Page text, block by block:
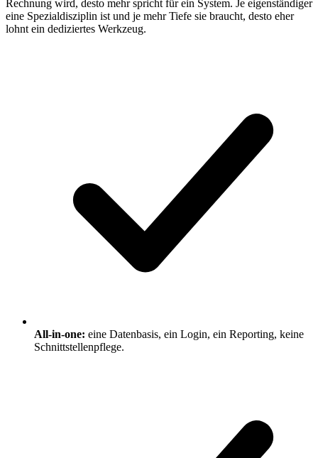
Rechnung wird, desto mehr spricht für ein System. Je eigenständiger
eine Spezialdisziplin ist und je mehr Tiefe sie braucht, desto eher
lohnt ein dediziertes Werkzeug.
All-in-one: eine Datenbasis, ein Login, ein Reporting, keine
Schnittstellenpflege.